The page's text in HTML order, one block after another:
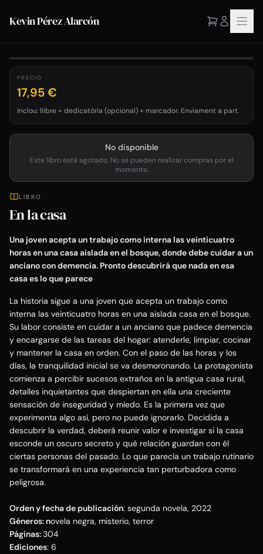
Kevin Pérez Alarcón
PRECIO
17,95 €
Inclou: llibre + dedicatòria (opcional) + marcador. Enviament a part.
No disponible
Este libro está agotado. No se pueden realizar compras por el
momento.
LIBRO
En la casa
Una joven acepta un trabajo como interna las veinticuatro
horas en una casa aislada en el bosque, donde debe cuidar a un
anciano con demencia. Pronto descubrirá que nada en esa
casa es lo que parece
La historia sigue a una joven que acepta un trabajo como
interna las veinticuatro horas en una aislada casa en el bosque.
Su labor consiste en cuidar a un anciano que padece demencia
y encargarse de las tareas del hogar: atenderle, limpiar, cocinar
y mantener la casa en orden. Con el paso de las horas y los
días, la tranquilidad inicial se va desmoronando. La protagonista
comienza a percibir sucesos extraños en la antigua casa rural,
detalles inquietantes que despiertan en ella una creciente
sensación de inseguridad y miedo. Es la primera vez que
experimenta algo así, pero no puede ignorarlo. Decidida a
descubrir la verdad, deberá reunir valor e investigar si la casa
esconde un oscuro secreto y qué relación guardan con él
ciertas personas del pasado. Lo que parecía un trabajo rutinario
se transformará en una experiencia tan perturbadora como
peligrosa.
Orden y fecha de publicación: segunda novela, 2022
Géneros: novela negra, misterio, terror
Páginas:304
Ediciones: 6